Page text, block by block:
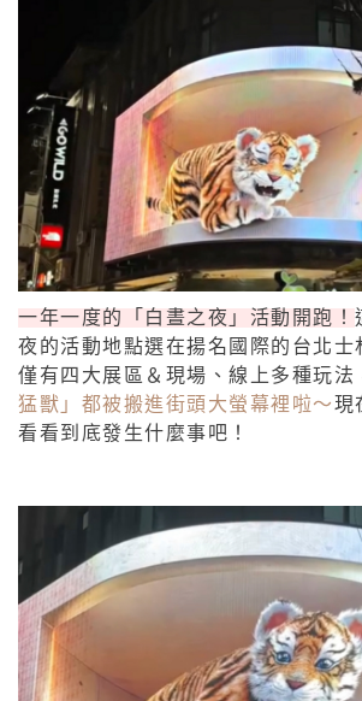
一年一度的「白晝之夜」活動開跑！
夜的活動地點選在揚名國際的台北士
僅有四大展區＆現場、線上多種玩法
猛獸」都被搬進街頭大螢幕裡啦～現
看看到底發生什麼事吧！